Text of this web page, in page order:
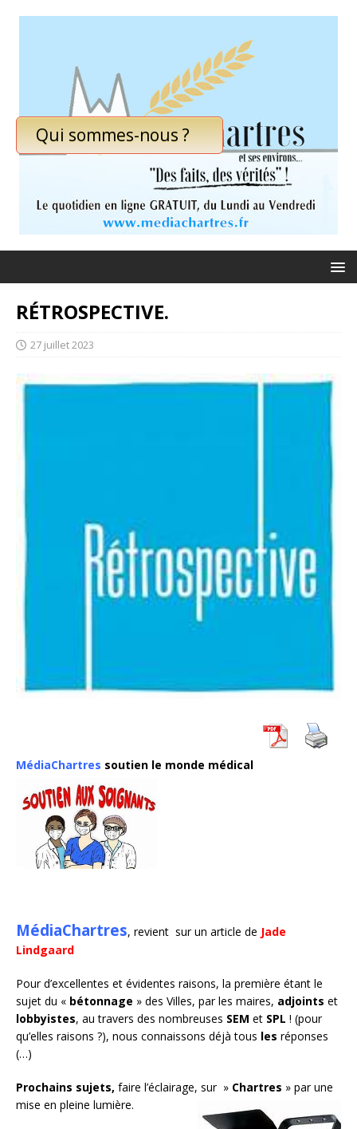
Qui sommes-nous ?
RÉTROSPECTIVE.
27 juillet 2023
MédiaChartres soutien le monde médical
MédiaChartres, revient sur un article de Jade
Lindgaard
Pour d’excellentes et évidentes raisons, la première étant le
sujet du « bétonnage » des Villes, par les maires, adjoints et
lobbyistes, au travers des nombreuses SEM et SPL ! (pour
qu’elles raisons ?), nous connaissons déjà tous les réponses
(…)
Prochains sujets, faire l’éclairage, sur » Chartres » par une
mise en pleine lumière.